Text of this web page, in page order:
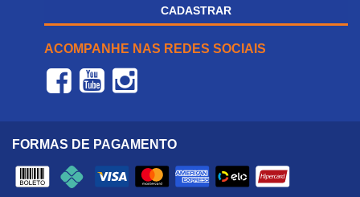
CADASTRAR
ACOMPANHE NAS REDES SOCIAIS
FORMAS DE PAGAMENTO